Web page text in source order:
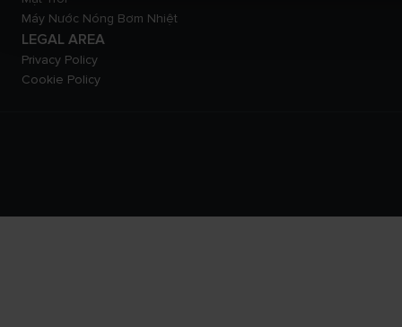
Máy Nước Nóng Bơm Nhiệt
LEGAL AREA
Privacy Policy
Cookie Policy